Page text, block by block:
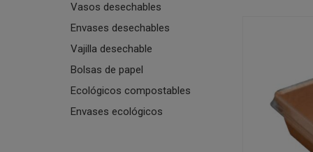
Vasos desechables
Envases desechables
Vajilla desechable
Bolsas de papel
Ecológicos compostables
Envases ecológicos